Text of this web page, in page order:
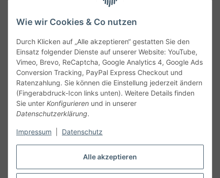
Alle akzeptieren
Wie wir Cookies & Co nutzen
Durch Klicken auf „Alle akzeptieren“ gestatten Sie den
Einsatz folgender Dienste auf unserer Website: YouTube,
Vimeo, Brevo, ReCaptcha, Google Analytics 4, Google Ads
Conversion Tracking, PayPal Express Checkout und
Ratenzahlung. Sie können die Einstellung jederzeit ändern
(Fingerabdruck-Icon links unten). Weitere Details finden
Sie unter Konfigurieren und in unserer
Datenschutzerklärung.
Impressum Datenschutz
Service
Gesetzliche Informationen
Alle technischen Angaben ohne Gewähr. Irrtümer und fehlerhafte
Angaben vorbehalten. Wenn Sie Datenblätter oder spezielle
unseren Kundenservice. Abbildungen der Artikel können
Vertrag widerrufen